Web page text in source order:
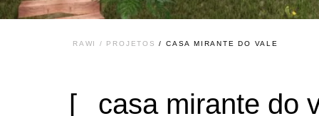
RAWI / PROJETOS / CASA MIRANTE DO VALE
casa mirante do